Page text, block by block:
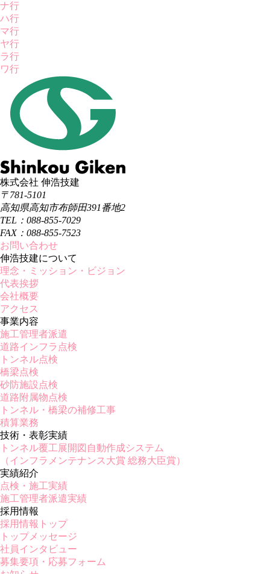
ナ行
ハ行
マ行
ヤ行
ラ行
ワ行
株式会社 伸浩技建
〒781-5101
高知県高知市布師田391番地2
TEL：088-855-7029
FAX：088-855-7523
お問い合わせ
伸浩技建について
理念・ミッション・ビジョン
代表挨拶
会社概要
アクセス
事業内容
施工管理者派遣
道路インフラ点検
トンネル点検
橋梁点検
砂防施設点検
道路附属物点検
トンネル・橋梁の補修工事
積算業務
技術・表彰実績
トンネル覆工展開図自動作成システム
（インフラメンテナンス大賞 総務大臣賞）
実績紹介
点検・施工実績
施工管理者派遣実績
採用情報
採用情報トップ
トップメッセージ
社員インタビュー
募集要項・応募フォーム